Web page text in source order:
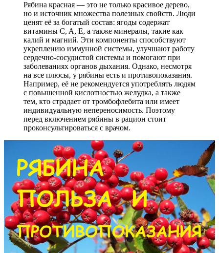
Рябина красная — это не только красивое дерево,
но и источник множества полезных свойств. Люди
ценят её за богатый состав: ягоды содержат
витамины C, A, E, а также минералы, такие как
калий и магний. Эти компоненты способствуют
укреплению иммунной системы, улучшают работу
сердечно-сосудистой системы и помогают при
заболеваниях органов дыхания. Однако, несмотря
на все плюсы, у рябины есть и противопоказания.
Например, её не рекомендуется употреблять людям
с повышенной кислотностью желудка, а также
тем, кто страдает от тромбофлебита или имеет
индивидуальную непереносимость. Поэтому
перед включением рябины в рацион стоит
проконсультироваться с врачом.